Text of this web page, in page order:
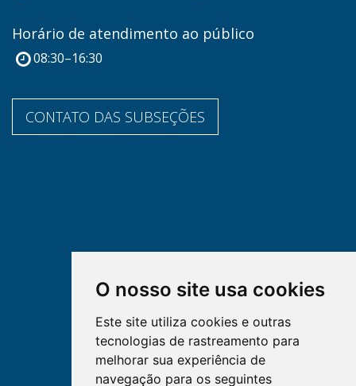
O nosso site usa cookies
Este site utiliza cookies e outras
tecnologias de rastreamento para
melhorar sua experiência de
navegação para os seguintes
Horário de atendimento ao público
08:30–16:30
CONTATO DAS SUBSEÇÕES